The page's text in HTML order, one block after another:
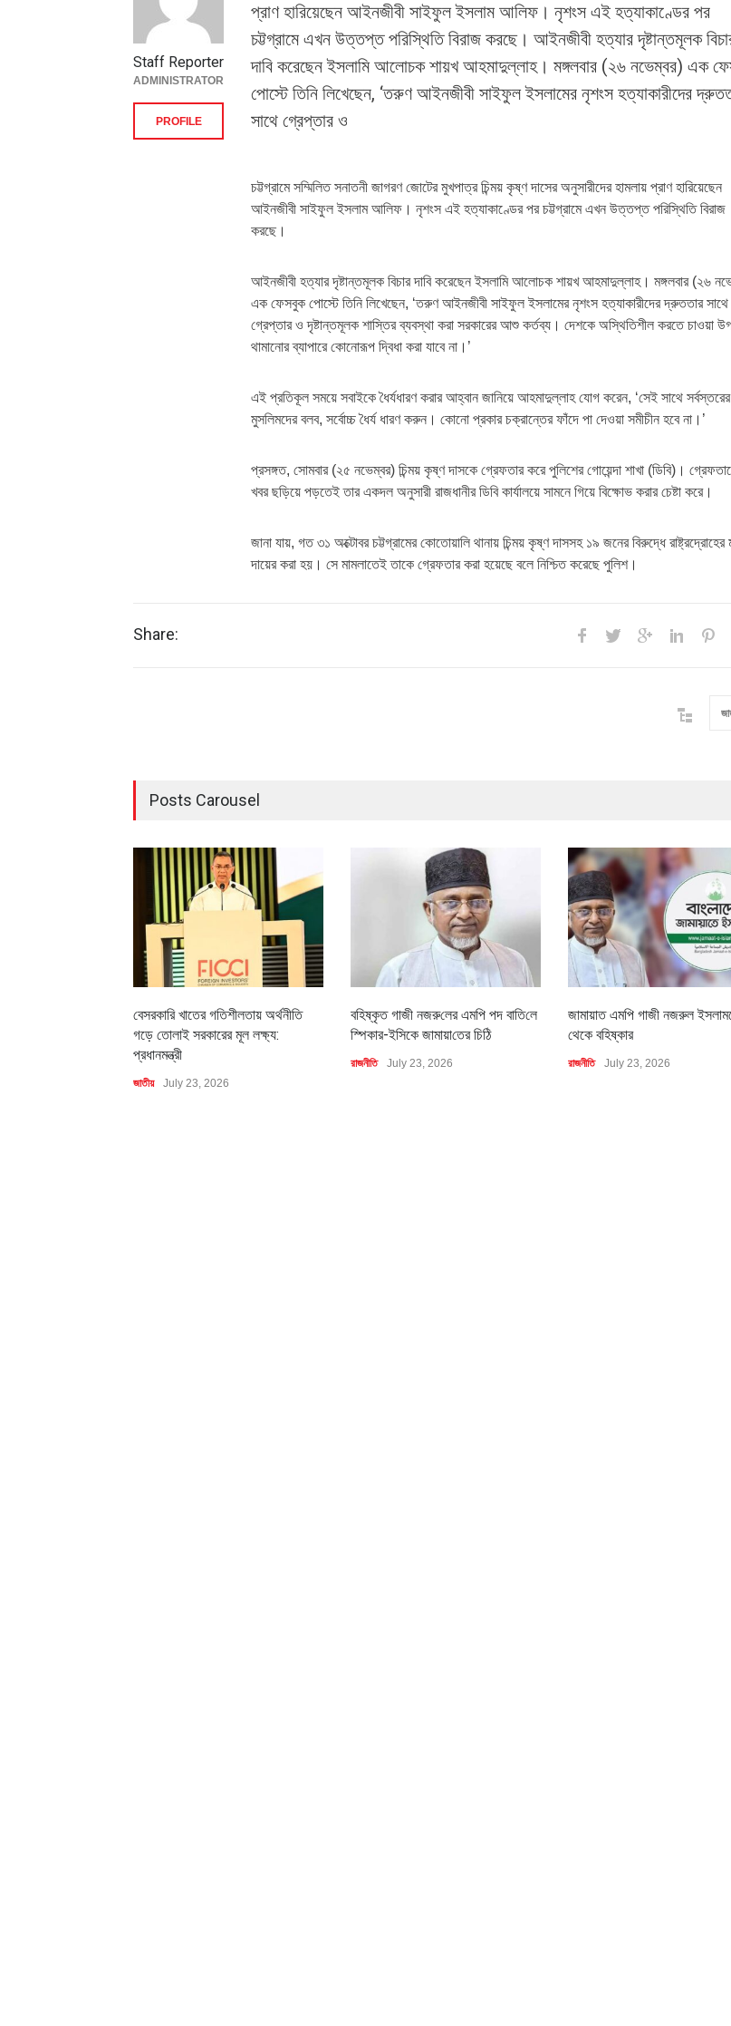
প্রাণ হারিয়েছেন আইনজীবী সাইফুল ইসলাম আলিফ। নৃশংস এই হত্যাকাণ্ডের পর
চট্টগ্রামে এখন উত্তপ্ত পরিস্থিতি বিরাজ করছে। আইনজীবী হত্যার দৃষ্টান্তমূলক
দাবি করেছেন ইসলামি আলোচক শায়খ আহমাদুল্লাহ। মঙ্গলবার (২৬ নভেম্বর) এক
পোস্টে তিনি লিখেছেন, ‘তরুণ আইনজীবী সাইফুল ইসলামের নৃশংস হত্যাকারীদের
সাথে গ্রেপ্তার ও
চট্টগ্রামে সম্মিলিত সনাতনী জাগরণ জোটের মুখপাত্র চিন্ময় কৃষ্ণ দাসের অনুসারীদের হামলায় প্রাণ হারিয়েছেন
আইনজীবী সাইফুল ইসলাম আলিফ। নৃশংস এই হত্যাকাণ্ডের পর চট্টগ্রামে এখন উত্তপ্ত পরিস্থিতি বিরাজ
করছে।
আইনজীবী হত্যার দৃষ্টান্তমূলক বিচার দাবি করেছেন ইসলামি আলোচক শায়খ আহমাদুল্লাহ। মঙ্গলবার (২৬
এক ফেসবুক পোস্টে তিনি লিখেছেন, ‘তরুণ আইনজীবী সাইফুল ইসলামের নৃশংস হত্যাকারীদের দ্রুততার সাথে
গ্রেপ্তার ও দৃষ্টান্তমূলক শাস্তির ব্যবস্থা করা সরকারের আশু কর্তব্য। দেশকে অস্থিতিশীল করতে চাওয়া
থামানোর ব্যাপারে কোনোরূপ দ্বিধা করা যাবে না।’
এই প্রতিকূল সময়ে সবাইকে ধৈর্যধারণ করার আহ্বান জানিয়ে আহমাদুল্লাহ যোগ করেন, ‘সেই সাথে সর্বস্তরের
মুসলিমদের বলব, সর্বোচ্চ ধৈর্য ধারণ করুন। কোনো প্রকার চক্রান্তের ফাঁদে পা দেওয়া সমীচীন হবে না।’
প্রসঙ্গত, সোমবার (২৫ নভেম্বর) চিন্ময় কৃষ্ণ দাসকে গ্রেফতার করে পুলিশের গোয়েন্দা শাখা (ডিবি)।
খবর ছড়িয়ে পড়তেই তার একদল অনুসারী রাজধানীর ডিবি কার্যালয়ে সামনে গিয়ে বিক্ষোভ করার চেষ্টা করে।
জানা যায়, গত ৩১ অক্টোবর চট্টগ্রামের কোতোয়ালি থানায় চিন্ময় কৃষ্ণ দাসসহ ১৯ জনের বিরুদ্ধে রাষ্ট্রদ্রোহের
দায়ের করা হয়। সে মামলাতেই তাকে গ্রেফতার করা হয়েছে বলে নিশ্চিত করেছে পুলিশ।
Staff Reporter
ADMINISTRATOR
PROFILE
Share:
Posts Carousel
বেসরকারি খাতের গতিশীলতায় অর্থনীতি
গড়ে তোলাই সরকারের মূল লক্ষ্য:
প্রধানমন্ত্রী
জাতীয় July 23, 2026
বহিষ্কৃত গাজী নজরু‌লের এম‌পি পদ বা‌তি‌লে
স্পিকার-ইসিকে জামায়া‌তের চি‌ঠি
রাজনীতি July 23, 2026
জামায়াত এমপি গাজী নজরুল
থেকে বহিষ্কার
রাজনীতি July 23, 2026